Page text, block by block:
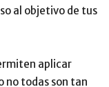
al objetivo de tus
aplicar
no todas son tan